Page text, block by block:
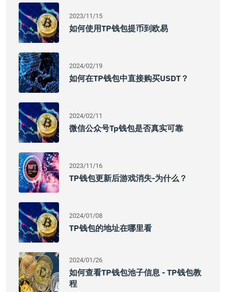
2023/11/15
如何使用TP钱包提币到欧易
2024/02/19
如何在TP钱包中直接购买USDT？
2024/02/11
微信公众号tp钱包是否真实可靠
2023/11/16
TP钱包更新后游戏消失-为什么？
2024/01/08
TP钱包的地址在哪里看
2024/01/26
如何查看TP钱包池子信息 - TP钱包教
程